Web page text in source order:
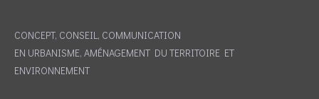
CONCEPT, CONSEIL, COMMUNICATION
EN URBANISME, AMÉNAGEMENT DU TERRITOIRE ET
ENVIRONNEMENT